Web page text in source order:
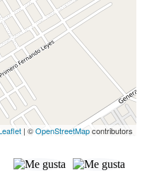
| ©OpenStreetMapcontributors